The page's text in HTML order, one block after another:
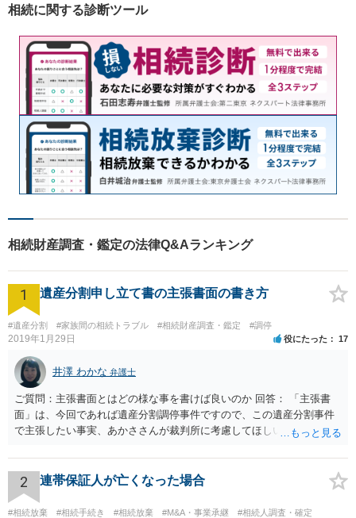
相続に関する診断ツール
相続財産調査・鑑定の法律Q&Aランキング
1 遺産分割申し立て書の主張書面の書き方
#遺産分割 #家族間の相続トラブル #相続財産調査・鑑定 #調停
2019年1月29日 役にたった 17
井澤 わかな 弁護士
ご質問：主張書面とはどの様な事を書けば良いのか 回答： 「主張書
面」は、今回であれば遺産分割調停事件ですので、この遺産分割事件
で主張したい事実、あかささんが裁判所に考慮してほしいと思う、亡
ります。 もし、主張したい事実や考慮してほしい事情に関連して
資料を持っているようであれば、主張書面とは別で提出できます。も
し、お姉さんに見られたくないような資料がある場合、「非開示の希
望に関する申出書」と共に提出することも考えられます。 ご質問：書
2 連帯保証人が亡くなった場合
#相続放棄 #相続手続き #相続放棄 #M&A・事業承継
#相続人調査・確定